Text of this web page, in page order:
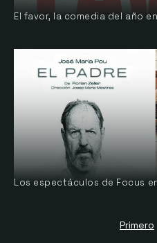
El favor, la comedia del año
Los espectáculos de Focus
Primero